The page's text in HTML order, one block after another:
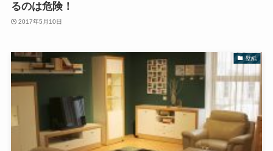
るのは危険！
2017年5月10日
壁紙